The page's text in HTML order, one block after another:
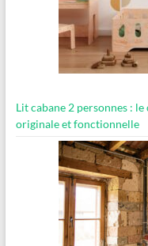
Lit cabane 2 personnes :
originale et fonctionnelle